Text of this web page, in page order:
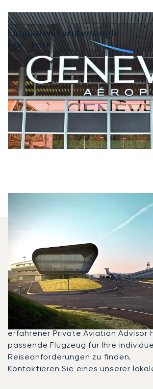
Flughafen Farnborough
FAB - EGLF
Welche Privatjets
Häufigsten
Und Farnborough
2025 waren Citation Mustang,
Legacy 450 die meistgenutzten
Flüge zwischen Farnborough und
erfahrener Private Aviation Advisor
passende Flugzeug für Ihre
Reiseanforderungen zu finden.
Kontaktieren Sie eines unserer